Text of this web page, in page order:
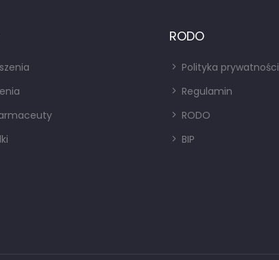
RODO
Polityka prywatności
Regulamin
RODO
BIP